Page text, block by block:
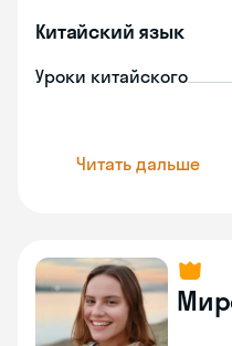
Китайский язык
Уроки китайского
Читать дальше